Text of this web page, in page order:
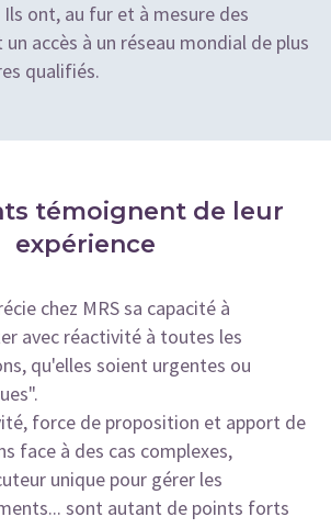
ont, au fur et à mesure des
accès à un réseau mondial de plus
qualifiés.
témoignent de leur
expérience
chez MRS sa capacité à
avec réactivité à toutes les
qu'elles soient urgentes ou
force de proposition et apport de
face à des cas complexes,
unique pour gérer les
sont autant de points forts